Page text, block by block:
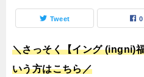
Tweet 0
＼さっそく【イング (ingni)
いう方はこちら／